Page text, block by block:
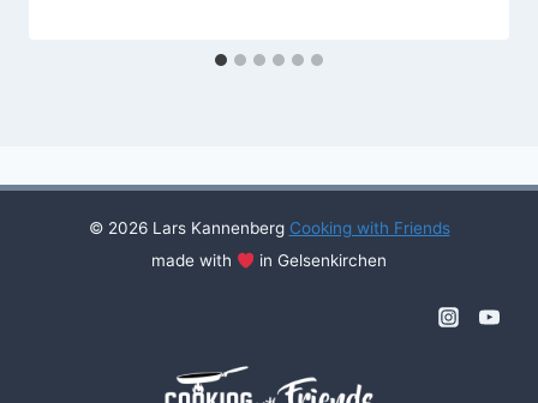
© 2026 Lars Kannenberg Cooking with Friends
made with
in Gelsenkirchen